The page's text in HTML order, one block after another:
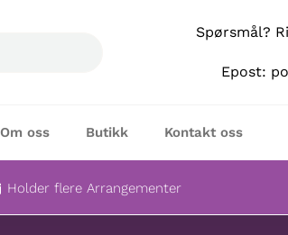
Spørsmål?
Epost:
Om oss Butikk Kontakt oss
Holder flere Arrangementer